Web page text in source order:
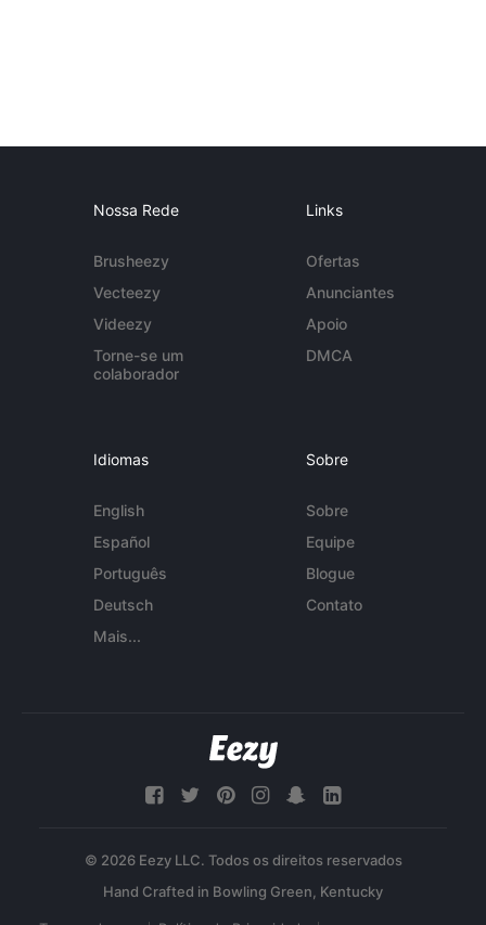
Nossa Rede
Brusheezy
Vecteezy
Videezy
Torne-se um
colaborador
Links
Ofertas
Anunciantes
Apoio
DMCA
Idiomas
English
Español
Português
Deutsch
Mais...
Sobre
Sobre
Equipe
Blogue
Contato
© 2026 Eezy LLC. Todos os direitos reservados